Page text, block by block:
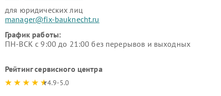
для юридических лиц
manager@fix-bauknecht.ru
График работы:
ПН-ВСК с 9:00 до 21:00 без перерывов и выходных
Рейтинг сервисного центра
4.9-5.0